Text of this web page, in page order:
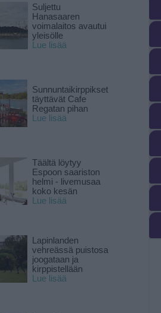
Suljettu
Hanasaaren
voimalaitos avautui
yleisölle
Lue lisää
Sunnuntaikirppikset
täyttävät Cafe
Regatan pihan
Lue lisää
Täältä löytyy
Espoon saariston
helmi - livemusaa
koko kesän
Lue lisää
Lapinlanden
vehreässä puistosa
joogataan ja
kirppistellään
Lue lisää